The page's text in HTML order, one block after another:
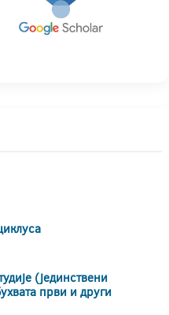
(јединствени
први и други